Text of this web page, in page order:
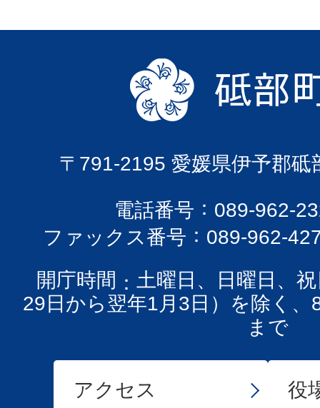
〒791-2195 愛媛県伊予郡砥
電話番号
089-962-
ファックス番号
089-962-
開庁時間
土曜日、日曜日、
29日から翌年1月3日）を除く、
まで
アクセス 役